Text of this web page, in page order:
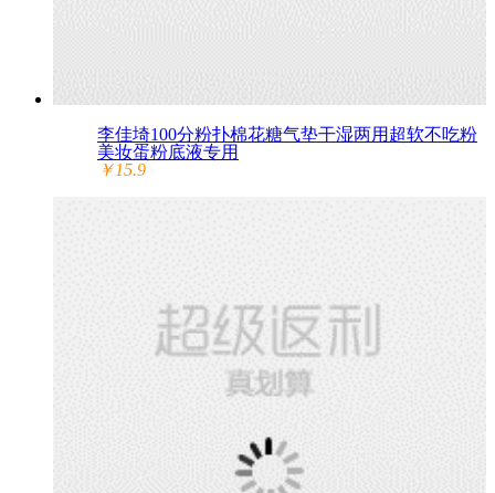
李佳埼100分粉扑棉花糖气垫干湿两用超软不吃粉
美妆蛋粉底液专用
￥15.9